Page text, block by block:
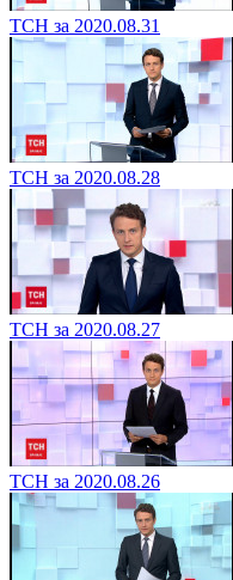
ТСН за 2020.08.31
ТСН за 2020.08.28
ТСН за 2020.08.27
ТСН за 2020.08.26